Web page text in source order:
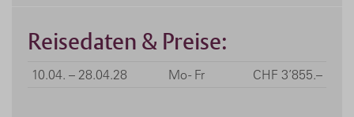
Reisedaten & Preise:
10.04. – 28.04.28 Mo - Fr CHF 3’855.–